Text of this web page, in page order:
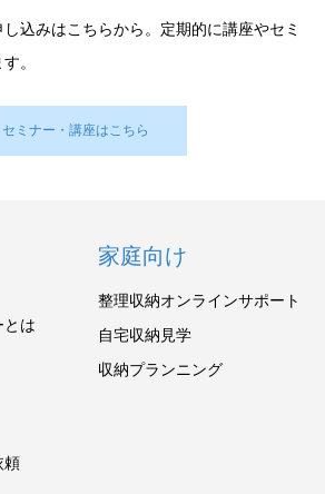
込みはこちらから。定期的に講座やセミ
。
セミナー・講座はこちら
とは
頼
家庭向け
整理収納オンラインサポート
自宅収納見学
収納プランニング